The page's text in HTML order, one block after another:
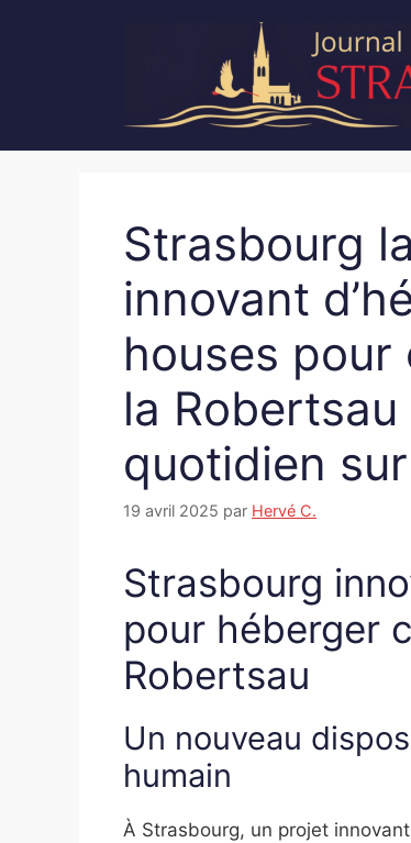
Strasbourg
innovant
houses
la Robertsau
quotidien
19 avril 2025 par Hervé C.
Strasbourg
pour héberger
Robertsau
Un nouveau
humain
À Strasbourg, un projet